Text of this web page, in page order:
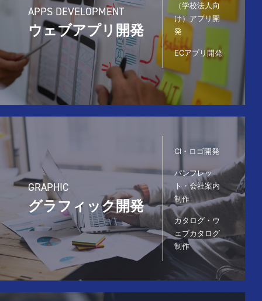
APPS DEVELOPMENT
ウェブアプリ開発
（学校法人向
け）アプリ開
発
ECアプリ開発
GRAPHIC
グラフィック開発
CI・ロゴ開発
パンフレッ
ト・会社案内
制作
カタログ・ウ
ェブカタログ
制作